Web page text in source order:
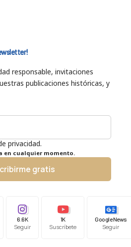
responsable, invitaciones
publicaciones históricas, y
privacidad.
en cualquier momento.
gratis
6.6K
Seguir
1K
Suscríbete
Google News
Seguir